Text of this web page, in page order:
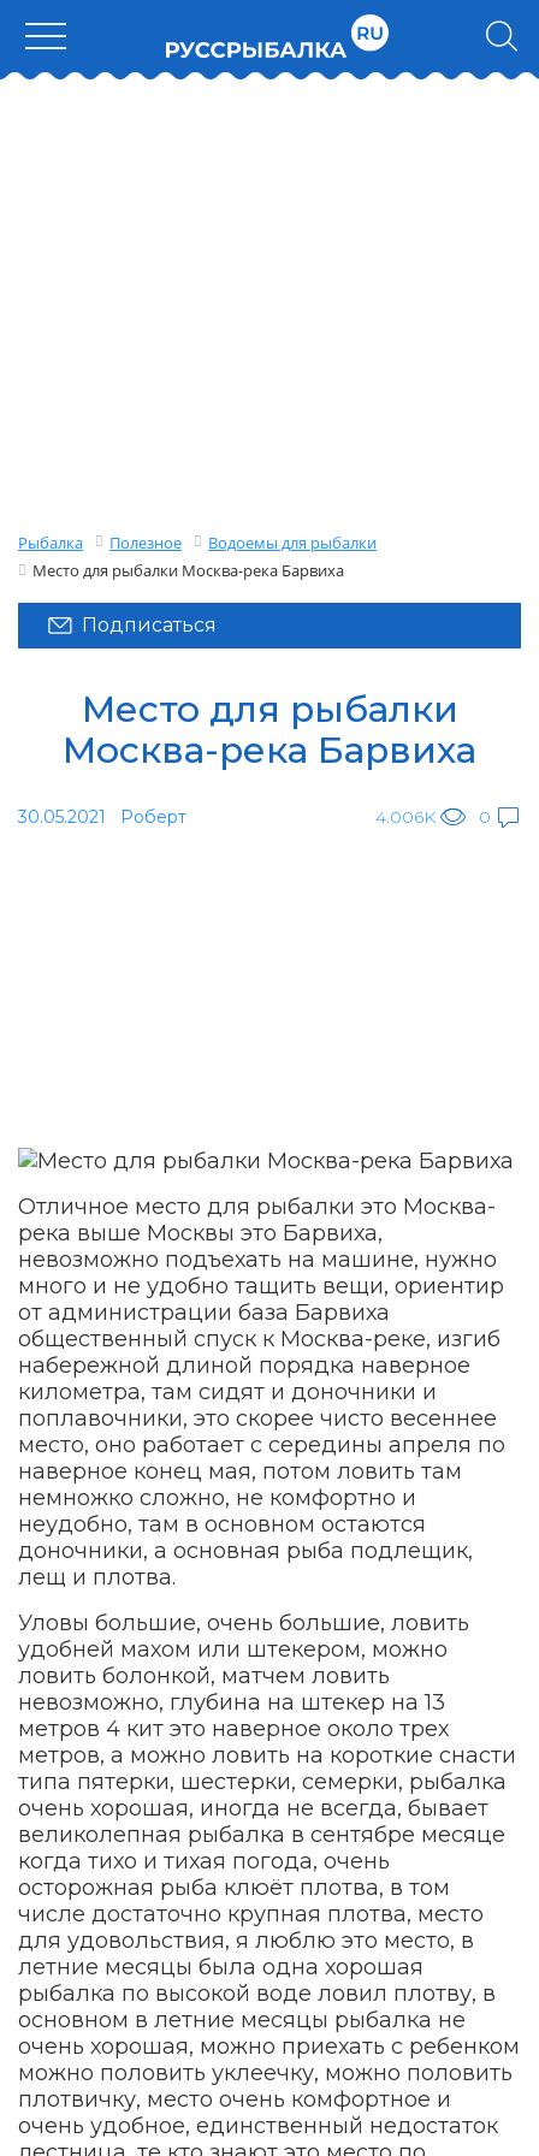
Рыбалка Полезное
Водоемы для рыбалки
Место для рыбалки Москва-река Барвиха
Подписаться
Место для рыбалки
Москва-река Барвиха
30.05.2021 Роберт 4.006K 0
Отличное место для рыбалки это Москва-
река выше Москвы это Барвиха,
невозможно подъехать на машине, нужно
много и не удобно тащить вещи, ориентир
от администрации база Барвиха
общественный спуск к Москва-реке, изгиб
набережной длиной порядка наверное
километра, там сидят и доночники и
поплавочники, это скорее чисто весеннее
место, оно работает с середины апреля по
наверное конец мая, потом ловить там
немножко сложно, не комфортно и
неудобно, там в основном остаются
доночники, а основная рыба подлещик,
лещ и плотва.
Уловы большие, очень большие, ловить
удобней махом или штекером, можно
ловить болонкой, матчем ловить
невозможно, глубина на штекер на 13
метров 4 кит это наверное около трех
метров, а можно ловить на короткие снасти
типа пятерки, шестерки, семерки, рыбалка
очень хорошая, иногда не всегда, бывает
великолепная рыбалка в сентябре месяце
когда тихо и тихая погода, очень
осторожная рыба клюёт плотва, в том
числе достаточно крупная плотва, место
для удовольствия, я люблю это место, в
летние месяцы была одна хорошая
рыбалка по высокой воде ловил плотву, в
основном в летние месяцы рыбалка не
очень хорошая, можно приехать с ребенком
можно половить уклеечку, можно половить
плотвичку, место очень комфортное и
очень удобное, единственный недостаток